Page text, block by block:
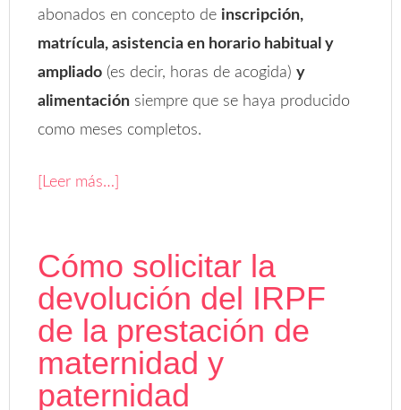
abonados en concepto de inscripción,
matrícula, asistencia en horario habitual y
ampliado (es decir, horas de acogida)y
alimentación siempre que se haya producido
como meses completos.
[Leer más…]
Cómo solicitar la
devolución del IRPF
de la prestación de
maternidad y
paternidad